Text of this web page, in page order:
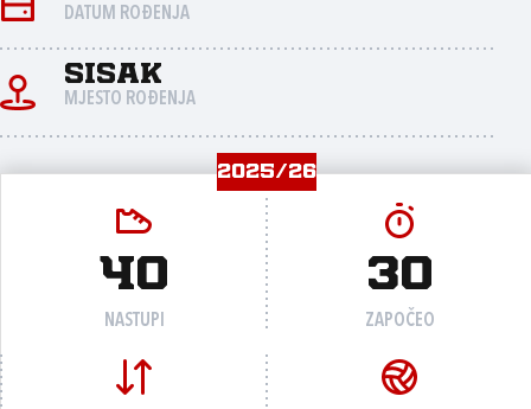
DATUM ROĐENJA
Sisak
MJESTO ROĐENJA
2025/26
40
NASTUPI
30
ZAPOČEO